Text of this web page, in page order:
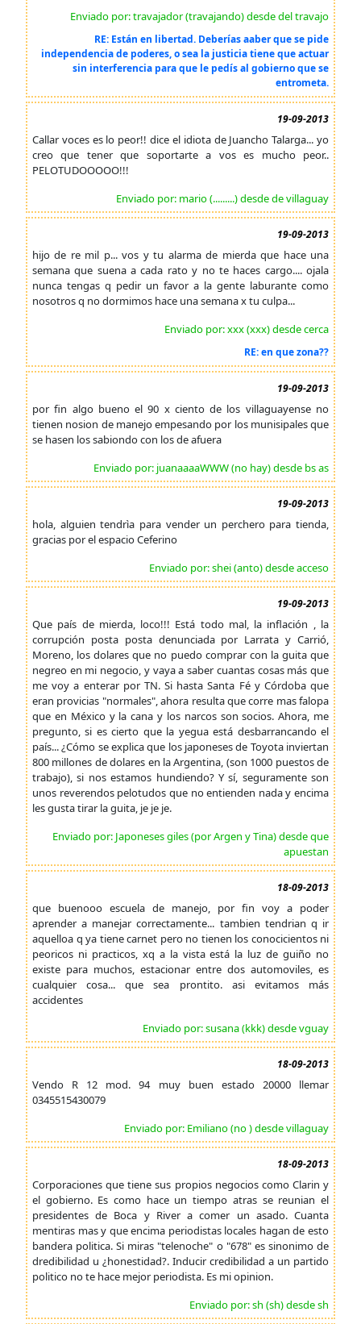
Enviado por: travajador (travajando) desde del travajo
RE: Están en libertad. Deberías aaber que se pide
independencia de poderes, o sea la justicia tiene que actuar
sin interferencia para que le pedís al gobierno que se
entrometa.
19-09-2013
Callar voces es lo peor!! dice el idiota de Juancho Talarga... yo
creo que tener que soportarte a vos es mucho peor..
PELOTUDOOOOO!!!
Enviado por: mario (.........) desde de villaguay
19-09-2013
hijo de re mil p... vos y tu alarma de mierda que hace una
semana que suena a cada rato y no te haces cargo.... ojala
nunca tengas q pedir un favor a la gente laburante como
nosotros q no dormimos hace una semana x tu culpa...
Enviado por: xxx (xxx) desde cerca
RE: en que zona??
19-09-2013
por fin algo bueno el 90 x ciento de los villaguayense no
tienen nosion de manejo empesando por los munisipales que
se hasen los sabiondo con los de afuera
Enviado por: juanaaaaWWW (no hay) desde bs as
19-09-2013
hola, alguien tendrìa para vender un perchero para tienda,
gracias por el espacio Ceferino
Enviado por: shei (anto) desde acceso
19-09-2013
Que país de mierda, loco!!! Está todo mal, la inflación , la
corrupción posta posta denunciada por Larrata y Carrió,
Moreno, los dolares que no puedo comprar con la guita que
negreo en mi negocio, y vaya a saber cuantas cosas más que
me voy a enterar por TN. Si hasta Santa Fé y Córdoba que
eran provicias "normales", ahora resulta que corre mas falopa
que en México y la cana y los narcos son socios. Ahora, me
pregunto, si es cierto que la yegua está desbarrancando el
país... ¿Cómo se explica que los japoneses de Toyota inviertan
800 millones de dolares en la Argentina, (son 1000 puestos de
trabajo), si nos estamos hundiendo? Y sí, seguramente son
unos reverendos pelotudos que no entienden nada y encima
les gusta tirar la guita, je je je.
Enviado por: Japoneses giles (por Argen y Tina) desde que
apuestan
18-09-2013
que buenooo escuela de manejo, por fin voy a poder
aprender a manejar correctamente... tambien tendrian q ir
aquelloa q ya tiene carnet pero no tienen los conocicientos ni
peoricos ni practicos, xq a la vista está la luz de guiño no
existe para muchos, estacionar entre dos automoviles, es
cualquier cosa... que sea prontito. asi evitamos más
accidentes
Enviado por: susana (kkk) desde vguay
18-09-2013
Vendo R 12 mod. 94 muy buen estado 20000 llemar
0345515430079
Enviado por: Emiliano (no ) desde villaguay
18-09-2013
Corporaciones que tiene sus propios negocios como Clarin y
el gobierno. Es como hace un tiempo atras se reunian el
presidentes de Boca y River a comer un asado. Cuanta
mentiras mas y que encima periodistas locales hagan de esto
bandera politica. Si miras "telenoche" o "678" es sinonimo de
dredibilidad u ¿honestidad?. Inducir credibilidad a un partido
politico no te hace mejor periodista. Es mi opinion.
Enviado por: sh (sh) desde sh